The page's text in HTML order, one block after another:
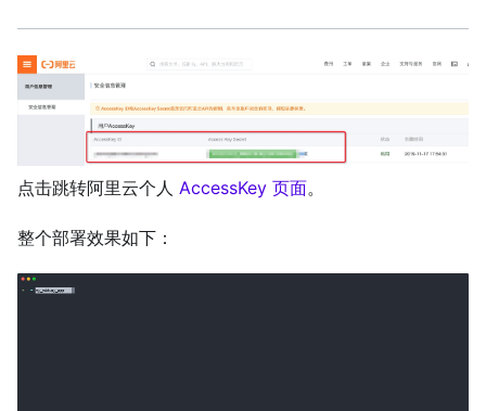
点击跳转阿里云个人 AccessKey 页面。
整个部署效果如下：